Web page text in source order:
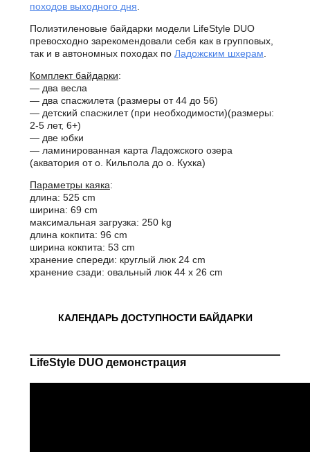
походов выходного дня
Полиэтиленовые байдарки модели LifeStyle DUO
превосходно зарекомендовали себя как в групповых,
так и в автономных походах по Ладожским шхерам
Комплект байдарки:
— два весла
— два спасжилета (размеры от 44 до 56)
— детский спасжилет (при необходимости)(размеры:
2-5 лет, 6+)
— две юбки
— ламинированная карта Ладожского озера
(акватория от о. Кильпола до о. Кухка)
Параметры каяка:
длина: 525 cm
ширина: 69 cm
максимальная загрузка: 250 kg
длина кокпита: 96 cm
ширина кокпита: 53 cm
хранение спереди: круглый люк 24 cm
хранение сзади: овальный люк 44 х 26 cm
КАЛЕНДАРЬ ДОСТУПНОСТИ БАЙДАРКИ
LifeStyle DUO демонстрация